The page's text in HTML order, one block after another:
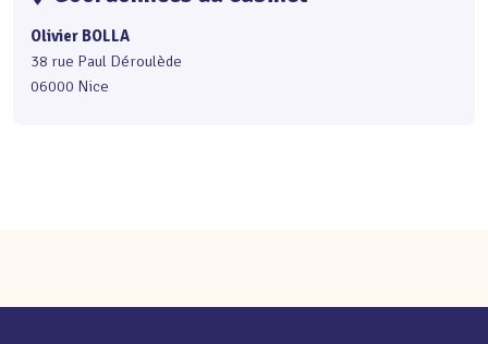
Olivier BOLLA
38 rue Paul Déroulède
06000 Nice